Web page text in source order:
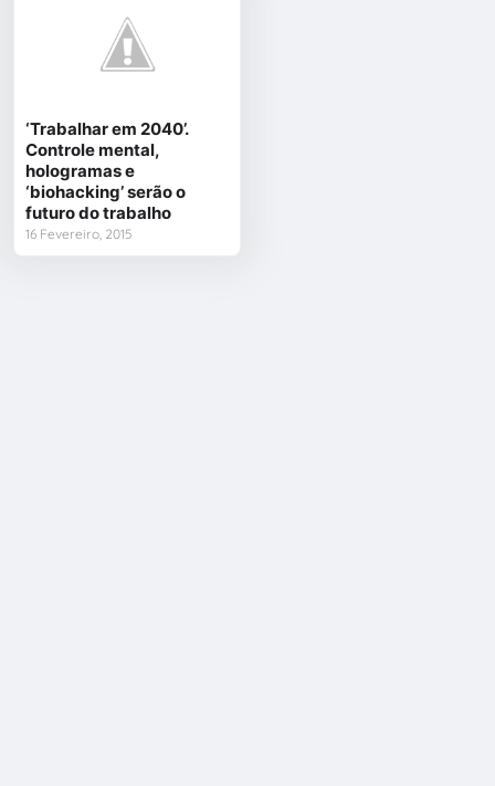
‘Trabalhar em 2040’.
Controle mental,
hologramas e
‘biohacking’ serão o
futuro do trabalho
16 Fevereiro, 2015